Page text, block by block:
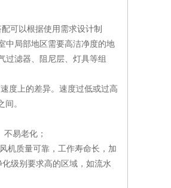
可以根据使用需求设计制
中局部地区需要高洁净度的地
过滤器、阻尼层、灯具等组
度上的差异。速度过低或过高
。
易老化；
机质量可靠，工作寿命长，加
级别要求高的区域，如流水